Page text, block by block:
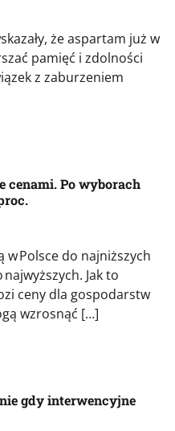
że aspartam już w
pamięć i zdolności
z zaburzeniem
cenami. Po wyborach
w Polsce do najniższych
Jak to
ceny dla gospodarstw
wzrosnąć […]
gdy interwencyjne